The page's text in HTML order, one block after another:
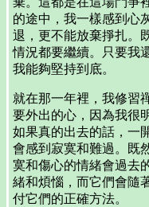
的途中，我一樣感到心
退，更不能放棄掙扎。
情況都要繼續。只要我
我能夠堅持到底。
就在那一年裡，我修習
要外出的心，因為我很
如果真的出去的話，一
會感到寂寞和難過。既
寞和傷心的情緒會過去
緒和煩惱，而它們會隨
付它們的正確方法。